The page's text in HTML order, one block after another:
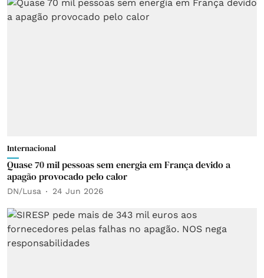
Internacional
Quase 70 mil pessoas sem energia em França devido a
apagão provocado pelo calor
DN/Lusa 24 Jun 2026